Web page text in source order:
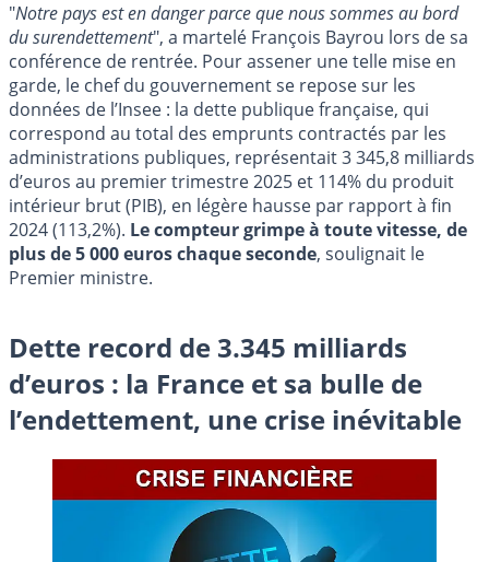
"Notre pays est en danger parce que nous sommes au bord
du surendettement", a martelé François Bayrou lors de sa
conférence de rentrée. Pour assener une telle mise en
garde, le chef du gouvernement se repose sur les
données de l’Insee : la dette publique française, qui
correspond au total des emprunts contractés par les
administrations publiques, représentait 3 345,8 milliards
d’euros au premier trimestre 2025 et 114% du produit
intérieur brut (PIB), en légère hausse par rapport à fin
2024 (113,2%). Le compteur grimpe à toute vitesse, de
plus de 5 000 euros chaque seconde, soulignait le
Premier ministre.
Dette record de 3.345 milliards
d’euros : la France et sa bulle de
l’endettement, une crise inévitable